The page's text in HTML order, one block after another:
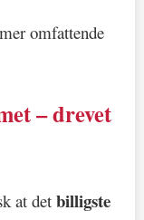
omfattende
– drevet
at det billigste